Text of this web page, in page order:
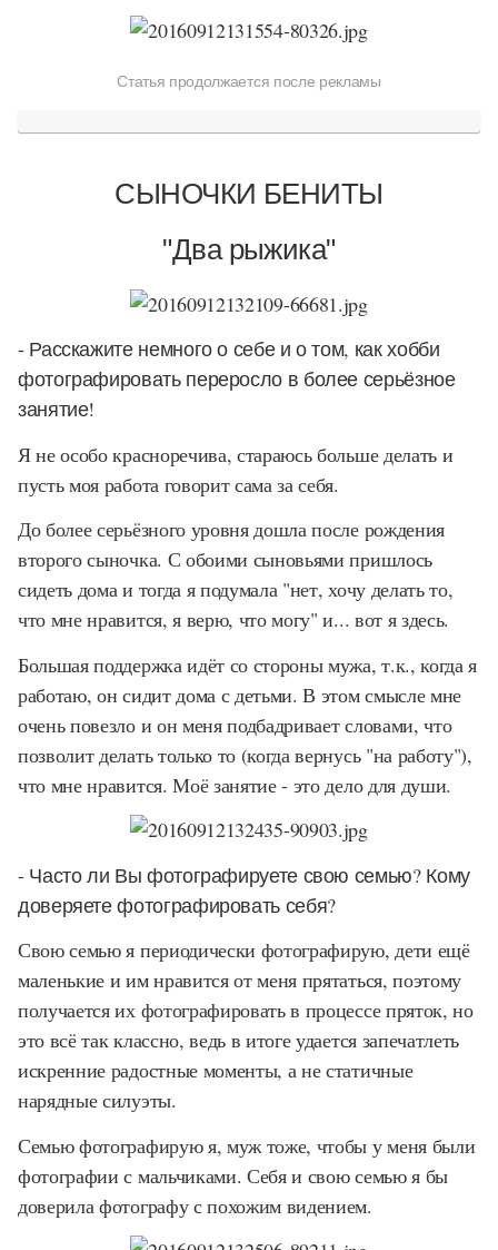
Статья продолжается после рекламы
СЫНОЧКИ БЕНИТЫ
"Два рыжика"
- Расскажите немного о себе и о том, как хобби
фотографировать переросло в более серьёзное
занятие!
Я не особо красноречива, стараюсь больше делать и
пусть моя работа говорит сама за себя.
До более серьёзного уровня дошла после рождения
второго сыночка. С обоими сыновьями пришлось
сидеть дома и тогда я подумала "нет, хочу делать то,
что мне нравится, я верю, что могу" и... вот я здесь.
Большая поддержка идёт со стороны мужа, т.к., когда я
работаю, он сидит дома с детьми. В этом смысле мне
очень повезло и он меня подбадривает словами, что
позволит делать только то (когда вернусь "на работу"),
что мне нравится. Моё занятие - это дело для души.
- Часто ли Вы фотографируете свою семью? Кому
доверяете фотографировать себя?
Свою семью я периодически фотографирую, дети ещё
маленькие и им нравится от меня прятаться, поэтому
получается их фотографировать в процессе пряток, но
это всё так классно, ведь в итоге удается запечатлеть
искренние радостные моменты, а не статичные
нарядные силуэты.
Семью фотографирую я, муж тоже, чтобы у меня были
фотографии с мальчиками. Себя и свою семью я бы
доверила фотографу с похожим видением.